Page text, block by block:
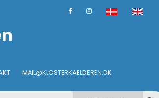
MAIL@KLOSTERKAELDEREN.DK